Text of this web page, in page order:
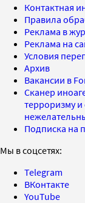
Контактная
Правила
Реклама в
Реклама на
Условия
Архив
Вакансии в
Сканер
терроризму
Подписка на
Мы в соцсетях:
Telegram
ВКонтакте
YouTube